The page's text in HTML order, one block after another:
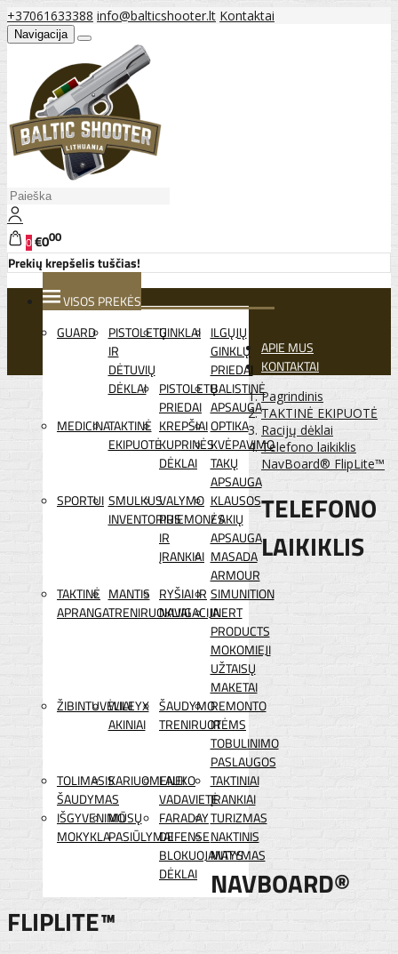
+37061633388 info@balticshooter.lt Kontaktai
Navigacija
0€000
Prekių krepšelis tuščias!
VISOS PREKĖS
GUARD
PISTOLETŲ
IR
DĖTUVIŲ
DĖKLAI
GINKLAI ILGŲJŲ
GINKLŲ
PRIEDAI
PISTOLETŲ
PRIEDAI
BALISTINĖ
APSAUGA
MEDICINATAKTINĖ
EKIPUOTĖ
KREPŠIAI
KUPRINĖS
DĖKLAI
OPTIKA
KVĖPAVIMO
TAKŲ
APSAUGA
SPORTUI SMULKUS
INVENTORIUS
VALYMO
PRIEMONĖS
IR
ĮRANKIAI
KLAUSOS
/ AKIŲ
APSAUGA
MASADA
ARMOUR
TAKTINĖ
APRANGA
MANTIS
TRENIRUOKLIAI
RYŠIAI IR
NAVIGACIJA
SIMUNITION
INERT
PRODUCTS
MOKOMIEJI
UŽTAISŲ
MAKETAI
ŽIBINTUVĖLIAI
WILEYX
AKINIAI
ŠAUDYMO
TRENIRUOTĖMS
REMONTO
IR
TOBULINIMO
PASLAUGOS
TOLIMASIS
ŠAUDYMAS
KARIUOMENEI
LAUKO
VADAVIETĖ
TAKTINIAI
ĮRANKIAI
IŠGYVENIMO
MOKYKLA
MŪSŲ
PASIŪLYMAI
FARADAY
DEFENSE
BLOKUOJANTYS
DĖKLAI
TURIZMAS
NAKTINIS
MATYMAS
APIE MUS
KONTAKTAI
Pagrindinis
TAKTINĖ EKIPUOTĖ
Racijų dėklai
Telefono laikiklis
NavBoard® FlipLite™
TELEFONO
LAIKIKLIS
NAVBOARD®
FLIPLITE™